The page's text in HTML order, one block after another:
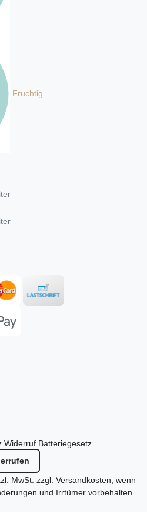
Fruchtig
Widerruf Batteriegesetz
MwSt. zzgl. Versandkosten, wenn
und Irrtümer vorbehalten.